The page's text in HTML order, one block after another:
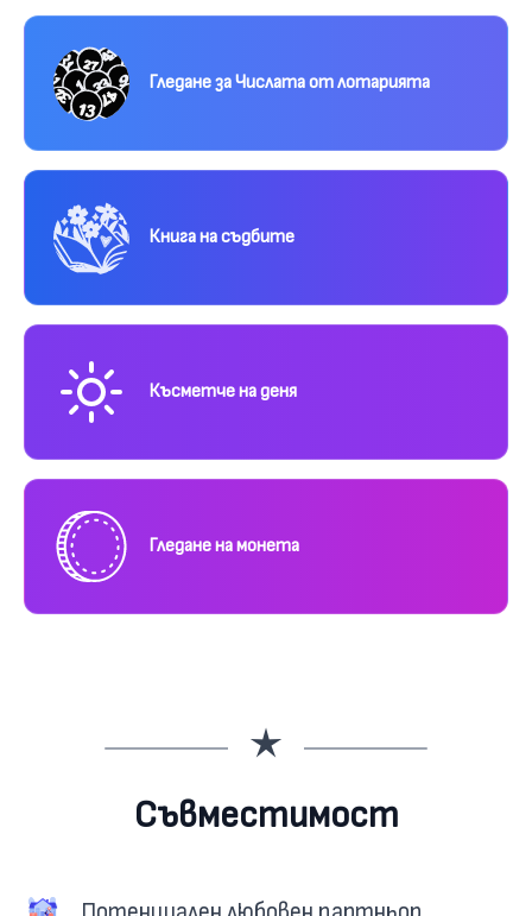
Гледане за Числата от лотарията
Книга на съдбите
Късметче на деня
Гледане на монета
Съвместимост